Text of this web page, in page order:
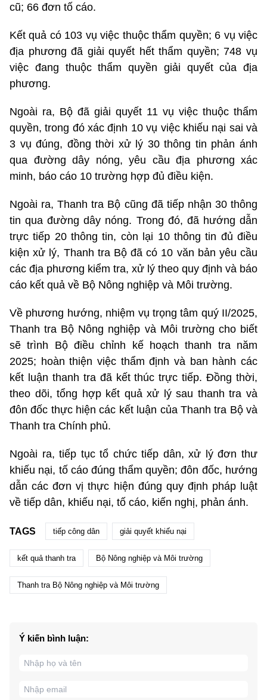
cũ; 66 đơn tố cáo.
Kết quả có 103 vụ việc thuộc thẩm quyền; 6 vụ việc
địa phương đã giải quyết hết thẩm quyền; 748 vụ
việc đang thuộc thẩm quyền giải quyết của địa
phương.
Ngoài ra, Bộ đã giải quyết 11 vụ việc thuộc thẩm
quyền, trong đó xác định 10 vụ việc khiếu nại sai và
3 vụ đúng, đồng thời xử lý 30 thông tin phản ánh
qua đường dây nóng, yêu cầu địa phương xác
minh, báo cáo 10 trường hợp đủ điều kiện.
Ngoài ra, Thanh tra Bộ cũng đã tiếp nhận 30 thông
tin qua đường dây nóng. Trong đó, đã hướng dẫn
trực tiếp 20 thông tin, còn lại 10 thông tin đủ điều
kiện xử lý, Thanh tra Bộ đã có 10 văn bản yêu cầu
các địa phương kiểm tra, xử lý theo quy định và báo
cáo kết quả về Bộ Nông nghiệp và Môi trường.
Về phương hướng, nhiệm vụ trọng tâm quý II/2025,
Thanh tra Bộ Nông nghiệp và Môi trường cho biết
sẽ trình Bộ điều chỉnh kế hoạch thanh tra năm
2025; hoàn thiện việc thẩm định và ban hành các
kết luận thanh tra đã kết thúc trực tiếp. Đồng thời,
theo dõi, tổng hợp kết quả xử lý sau thanh tra và
đôn đốc thực hiện các kết luận của Thanh tra Bộ và
Thanh tra Chính phủ.
Ngoài ra, tiếp tục tổ chức tiếp dân, xử lý đơn thư
khiếu nại, tố cáo đúng thẩm quyền; đôn đốc, hướng
dẫn các đơn vị thực hiện đúng quy định pháp luật
về tiếp dân, khiếu nại, tố cáo, kiến nghị, phản ánh.
TAGS tiếp công dân giải quyết khiếu nại
kết quả thanh tra Bộ Nông nghiệp và Môi trường
Thanh tra Bộ Nông nghiệp và Môi trường
Ý kiến bình luận: